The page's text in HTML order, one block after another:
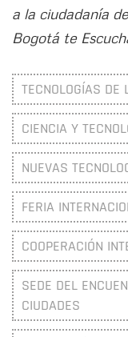
a la ciudadanía
Bogotá te
TECNOLOGÍAS DE
CIENCIA Y
NUEVAS
FERIA
COOPERACIÓN
SEDE DEL
CIUDADES